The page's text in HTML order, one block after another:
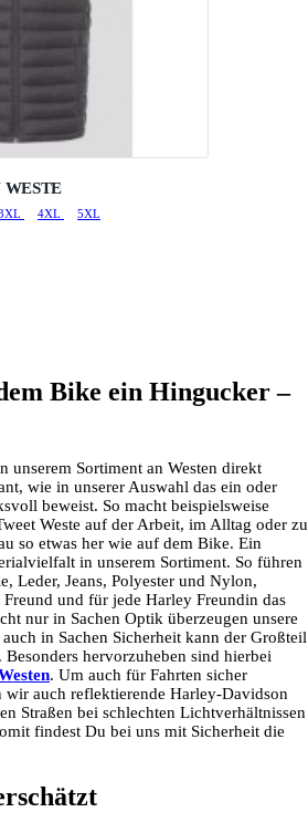
4XL 5XL
Bike ein Hingucker –
unserem Sortiment an Westen direkt
wie in unserer Auswahl das ein oder
beweist. So macht beispielsweise
Weste auf der Arbeit, im Alltag oder zu
so etwas her wie auf dem Bike. Ein
in unserem Sortiment. So führen
Leder, Jeans, Polyester und Nylon,
und für jede Harley Freundin das
nur in Sachen Optik überzeugen unsere
in Sachen Sicherheit kann der Großteil
hervorzuheben sind hierbei
. Um auch für Fahrten sicher
wir auch reflektierende Harley-Davidson
Straßen bei schlechten Lichtverhältnissen
findest Du bei uns mit Sicherheit die